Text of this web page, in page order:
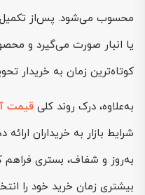
محسوب می‌شود. پس‌از تکمیل
یا انبار صورت می‌گیرد و
کوتاه‌ترین زمان به خریدار
به‌علاوه، درک روند کلی قیمت
شرایط بازار به خریداران
به‌روز و شفاف، بستری فراهم
بیشتری زمان خرید خود را